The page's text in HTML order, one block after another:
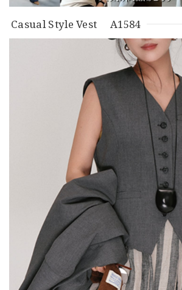
Casual Style Vest A1584